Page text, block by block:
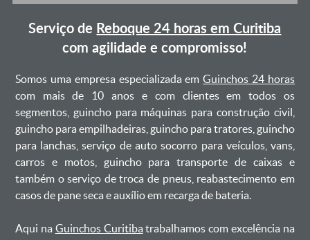
Serviço de Reboque 24 horas em Curitiba
com agilidade e compromisso!
Somos uma empresa especializada emGuinchos 24 horas
com mais de 10 anos e com clientes em todos os
segmentos, guincho para máquinas para construção civil,
guincho para empilhadeiras, guincho para tratores, guincho
para lanchas, serviço de auto socorro para veículos, vans,
carros e motos, guincho para transporte de caixas e
também o serviço de troca de pneus, reabastecimento em
casos de pane seca e auxílio em recarga de bateria. ㅤㅤ
Aqui na Guinchos Curitiba trabalhamos com excelência na